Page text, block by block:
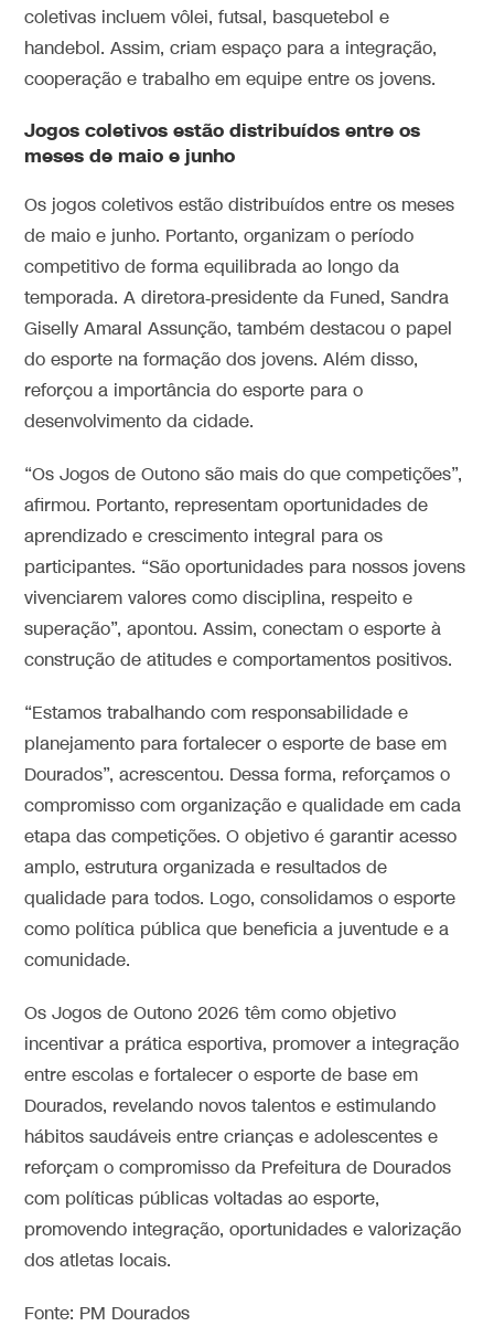
coletivas incluem vôlei, futsal, basquetebol e
handebol. Assim, criam espaço para a integração,
cooperação e trabalho em equipe entre os jovens.
Jogos coletivos estão distribuídos entre os
meses de maio e junho
Os jogos coletivos estão distribuídos entre os meses
de maio e junho. Portanto, organizam o período
competitivo de forma equilibrada ao longo da
temporada. A diretora‑presidente da Funed, Sandra
Giselly Amaral Assunção, também destacou o papel
do esporte na formação dos jovens. Além disso,
reforçou a importância do esporte para o
desenvolvimento da cidade.
“Os Jogos de Outono são mais do que competições”,
afirmou. Portanto, representam oportunidades de
aprendizado e crescimento integral para os
participantes. “São oportunidades para nossos jovens
vivenciarem valores como disciplina, respeito e
superação”, apontou. Assim, conectam o esporte à
construção de atitudes e comportamentos positivos.
“Estamos trabalhando com responsabilidade e
planejamento para fortalecer o esporte de base em
Dourados”, acrescentou. Dessa forma, reforçamos o
compromisso com organização e qualidade em cada
etapa das competições. O objetivo é garantir acesso
amplo, estrutura organizada e resultados de
qualidade para todos. Logo, consolidamos o esporte
como política pública que beneficia a juventude e a
comunidade.
Os Jogos de Outono 2026 têm como objetivo
incentivar a prática esportiva, promover a integração
entre escolas e fortalecer o esporte de base em
Dourados, revelando novos talentos e estimulando
hábitos saudáveis entre crianças e adolescentes e
reforçam o compromisso da Prefeitura de Dourados
com políticas públicas voltadas ao esporte,
promovendo integração, oportunidades e valorização
dos atletas locais.
Fonte: PM Dourados